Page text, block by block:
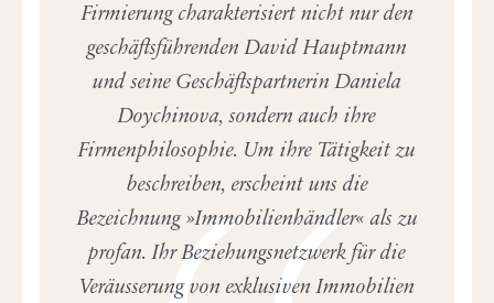
Firmierung charakterisiert nicht nur den
geschäftsführenden David Hauptmann
und seine Geschäftspartnerin Daniela
Doychinova, sondern auch ihre
Firmenphilosophie. Um ihre Tätigkeit zu
beschreiben, erscheint uns die
Bezeichnung »Immobilienhändler« als zu
profan. Ihr Beziehungsnetzwerk für die
Veräusserung von exklusiven Immobilien